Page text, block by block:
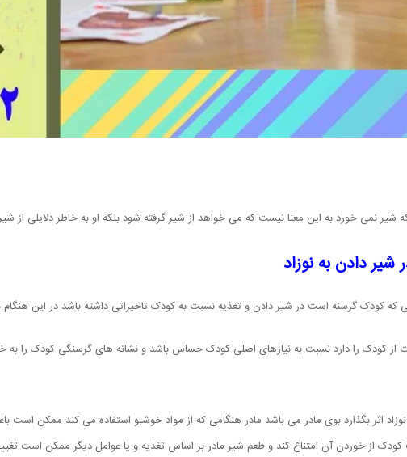
شیر نمی خورد به این معنا نیست که می خواهد از شیر گرفته شود بلکه او به خاطر دلایلی از
شیر دادن به نوزاد
که کودک گرسنه است در شیر دادن و تغذیه نسبت به کودک تاخیراتی داشته باشد در این
کودک را دارد نسبت به نیازهای اصلی کودک حساس باشد و نشانه های گرسنگی کودک را به
اثر بگذارد بوی مادر می باشد مادر هنگامی که از مواد خوشبو استفاده می کند ممکن است
از خوردن آن امتناع کند و طعم شیر مادر بر اساس تغذیه و یا عوامل دیگر ممکن است